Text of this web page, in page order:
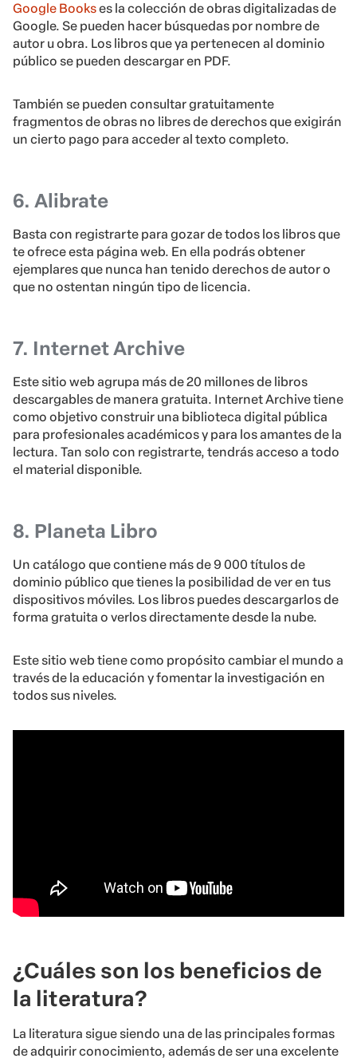
Google Bookses la colección de obras digitalizadas de
Google. Se pueden hacer búsquedas por nombre de
autor u obra. Los libros que ya pertenecen al dominio
público se pueden descargar en PDF.
También se pueden consultar gratuitamente
fragmentos de obras no libres de derechos que exigirán
un cierto pago para acceder al texto completo.
6. Alibrate
Basta con registrarte para gozar de todos los libros que
te ofrece esta página web. En ella podrás obtener
ejemplares que nunca han tenido derechos de autor o
que no ostentan ningún tipo de licencia.
7. Internet Archive
Este sitio web agrupa más de 20 millones de libros
descargables de manera gratuita. Internet Archive tiene
como objetivo construir una biblioteca digital pública
para profesionales académicos y para los amantes de la
lectura. Tan solo con registrarte, tendrás acceso a todo
el material disponible.
8. Planeta Libro
Un catálogo que contiene más de 9 000 títulos de
dominio público que tienes la posibilidad de ver en tus
dispositivos móviles. Los libros puedes descargarlos de
forma gratuita o verlos directamente desde la nube.
Este sitio web tiene como propósito cambiar el mundo a
través de la educación y fomentar la investigación en
todos sus niveles.
¿Cuáles son los beneficios de
la literatura?
La literatura sigue siendo una de las principales formas
de adquirir conocimiento, además de ser una excelente